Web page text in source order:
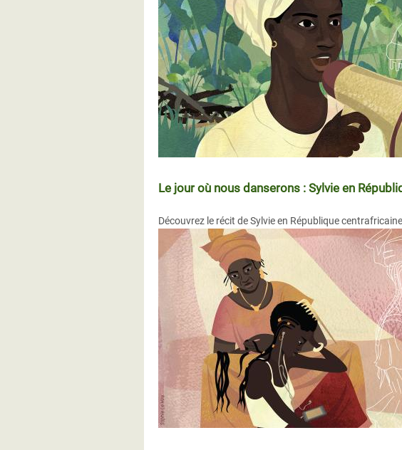
Le jour où nous danserons : Sylvie en
Découvrez le récit de Sylvie en République